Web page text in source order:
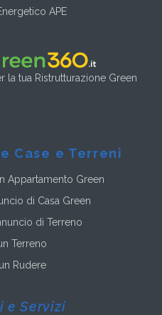
APE
la tua Ristrutturazione Green
Case e Terreni
Appartamento Green
di Casa Green
di Terreno
Terreno
Rudere
e Servizi